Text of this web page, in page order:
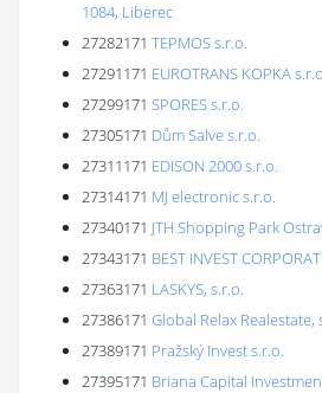
1084, Liberec
27282171 TEPMOS s.r.o.
27291171 EUROTRANS KOPKA
27299171 SPORES s.r.o.
27305171 Dům Salve s.r.o.
27311171 EDISON 2000 s.r.o.
27314171 MJ electronic s.r.o.
27340171 JTH Shopping Park
27343171 BEST INVEST
27363171 LASKYS, s.r.o.
27386171 Global Relax Realestate,
27389171 Pražský Invest s.r.o.
27395171 Briana Capital